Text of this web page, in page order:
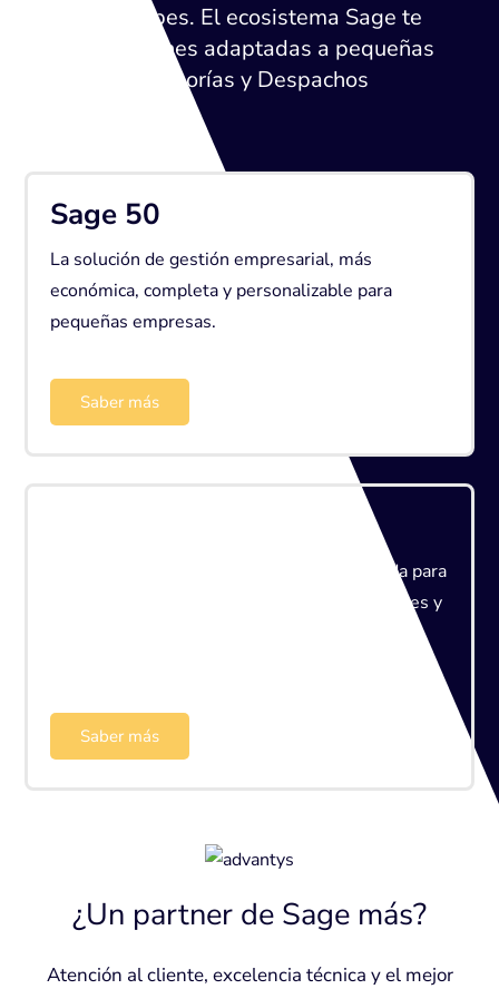
No te preocupes. El ecosistema Sage te
ofrece soluciones adaptadas a pequeñas
empresas, Asesorías y Despachos
Sage 50
La solución de gestión empresarial, más
económica, completa y personalizable para
pequeñas empresas.
Saber más
La solución de Sage especialmente diseñada para
mejorar el día a día de despachos profesionales y
Saber más
¿Un partner de Sage más?
Atención al cliente, excelencia técnica y el mejor